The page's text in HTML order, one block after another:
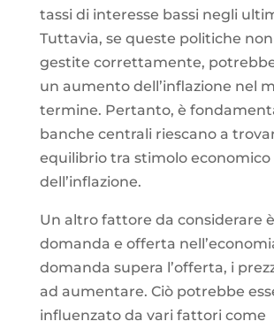
tassi di interesse bassi negli
Tuttavia, se queste politiche
gestite correttamente,
un aumento dell’inflazione nel
termine. Pertanto, è
banche centrali riescano a
equilibrio tra stimolo
dell’inflazione.
Un altro fattore da considerare
domanda e offerta
domanda supera l’offerta, i
ad aumentare. Ciò potrebbe
influenzato da vari fattori come